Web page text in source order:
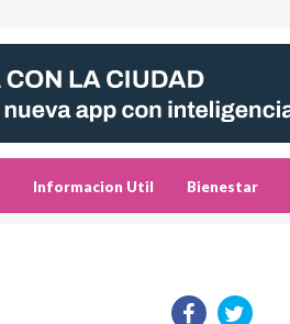
Informacion Util Bienestar